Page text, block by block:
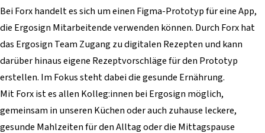
Bei Forx handelt es sich um einen Figma-Prototyp für eine App,
die Ergosign Mitarbeitende verwenden können. Durch Forx hat
das Ergosign Team Zugang zu digitalen Rezepten und kann
darüber hinaus eigene Rezeptvorschläge für den Prototyp
erstellen. Im Fokus steht dabei die gesunde Ernährung.
Mit Forx ist es allen Kolleg:innen bei Ergosign möglich,
gemeinsam in unseren Küchen oder auch zuhause leckere,
gesunde Mahlzeiten für den Alltag oder die Mittagspause